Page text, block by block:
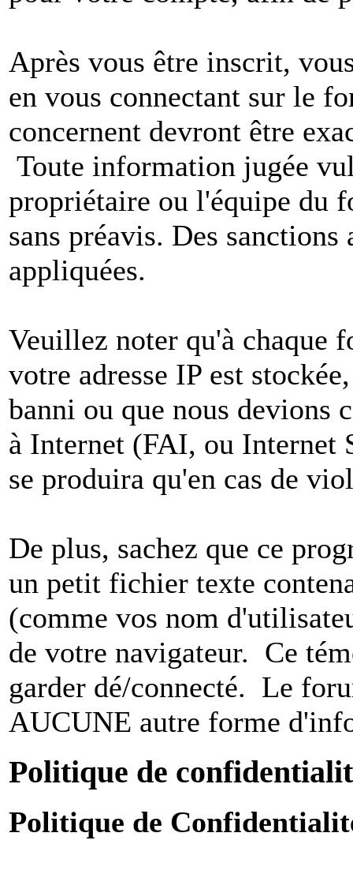
Après vous être inscrit,
en vous connectant sur le
concernent devront être
Toute information jugée
propriétaire ou l'équipe du
sans préavis. Des
appliquées.
Veuillez noter qu'à chaque
votre adresse IP est
banni ou que nous devions
à Internet (FAI, ou
se produira qu'en cas de
De plus, sachez que ce
un petit fichier texte
(comme vos nom
de votre navigateur. Ce
garder dé/connecté. Le
AUCUNE autre forme
Politique de
Politique de